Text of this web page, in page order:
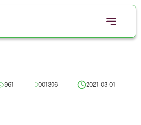
961 ID001306 2021-03-01